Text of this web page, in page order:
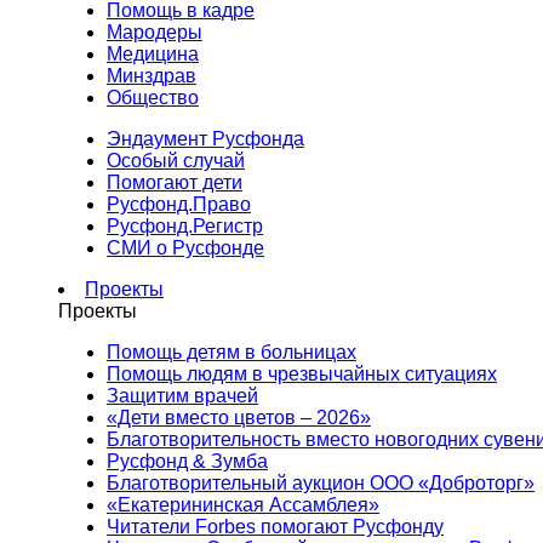
Помощь в кадре
Мародеры
Медицина
Минздрав
Общество
Эндаумент Русфонда
Особый случай
Помогают дети
Русфонд.Право
Русфонд.Регистр
СМИ о Русфонде
Проекты
Проекты
Помощь детям в больницах
Помощь людям в чрезвычайных ситуациях
Защитим врачей
«Дети вместо цветов – 2026»
Благотворительность вместо новогодних
Русфонд & Зумба
Благотворительный аукцион ООО «Доброторг»
«Екатерининская Ассамблея»
Читатели Forbes помогают Русфонду